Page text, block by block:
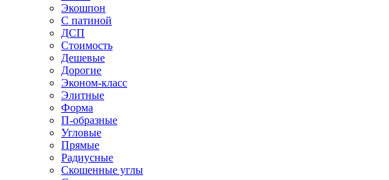
Экошпон
С патиной
ДСП
Стоимость
Дешевые
Дорогие
Эконом-класс
Элитные
Форма
П-образные
Угловые
Прямые
Радиусные
Скошенные углы